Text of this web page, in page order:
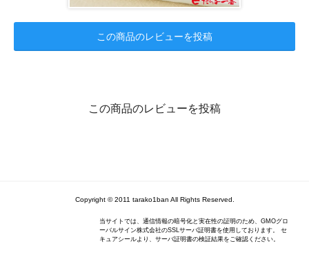
この商品のレビューを投稿
この商品のレビューを投稿
Copyright © 2011 tarako1ban All Rights Reserved.
当サイトでは、通信情報の暗号化と実在性の証明のため、GMOグロ
ーバルサイン株式会社のSSLサーバ証明書を使用しております。 セ
キュアシールより、サーバ証明書の検証結果をご確認ください。